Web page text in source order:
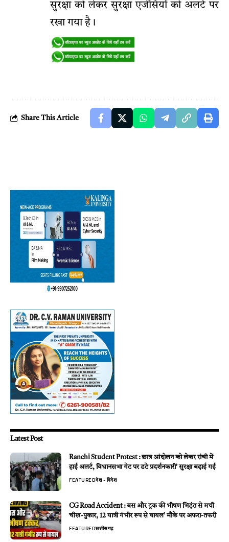
सुरक्षा को लेकर सुरक्षा एजेंसियों को अलर्ट पर
रखा गया है।
Share This Article
Latest Post
Ranchi Student Protest : छात्र आंदोलन को लेकर रांची में
हाई अलर्ट, विधानसभा गेट पर डटे प्रदर्शनकारी’ सुरक्षा बढ़ाई गई
FEATUREDदेश - विदेश
CG Road Accident : बस और ट्रक की भीषण भिड़ंत से मची
चीख-पुकार, 12 यात्री गंभीर रूप से घायल’ मौके पर अफरा-तफरी
FEATUREDछत्तीसगढ़